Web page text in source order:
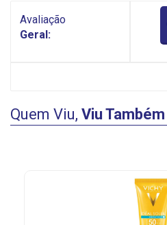
Avaliação
Geral:
Quem Viu, Viu Também